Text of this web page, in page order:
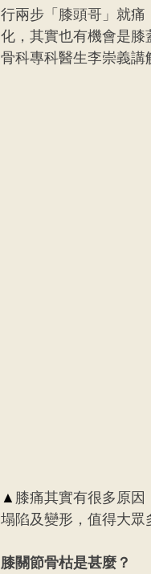
行兩步「膝頭哥」就
化，其實也有機會是
骨科專科醫生李崇義講
▲ 膝痛其實有很多原
塌陷及變形，值得大眾
膝關節骨枯是甚麼？